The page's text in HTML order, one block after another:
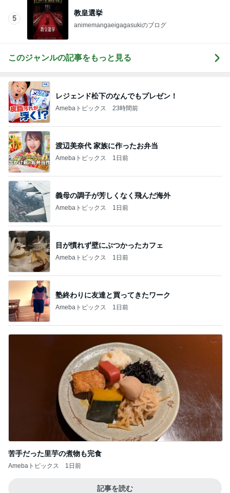
5
教皇選挙
animemangaeigagasukiのブログ
このジャンルの記事をもっと見る
レジェンド松下のなんでもプレゼン！
Amebaトピックス 23時間前
渡辺美奈代 家族に作ったお弁当
Amebaトピックス 1日前
義母の調子が芳しくなく飛んだ海外
Amebaトピックス 1日前
目が慣れず壁にぶつかったカフェ
Amebaトピックス 1日前
塾終わりに友達と買ってきたワーク
Amebaトピックス 1日前
苦手だった里芋の煮物も完食
Amebaトピックス 1日前
記事を読む